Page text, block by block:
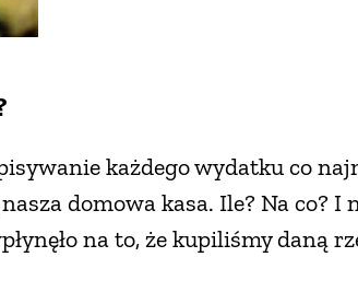
każdego wydatku co
domowa kasa. Ile? Na co? I
na to, że kupiliśmy daną